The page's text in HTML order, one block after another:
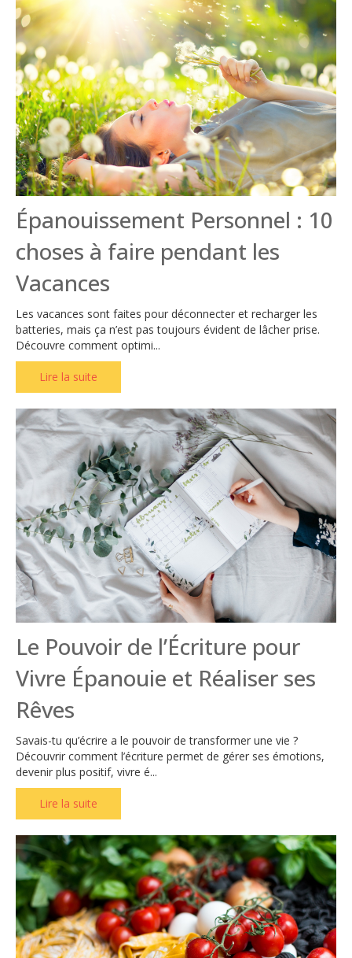
Épanouissement Personnel : 10
choses à faire pendant les
Vacances
Les vacances sont faites pour déconnecter et recharger les
batteries, mais ça n’est pas toujours évident de lâcher prise.
Découvre comment optimi...
Lire la suite
Le Pouvoir de l’Écriture pour
Vivre Épanouie et Réaliser ses
Rêves
Savais-tu qu’écrire a le pouvoir de transformer une vie ?
Découvrir comment l’écriture permet de gérer ses émotions,
devenir plus positif, vivre é...
Lire la suite